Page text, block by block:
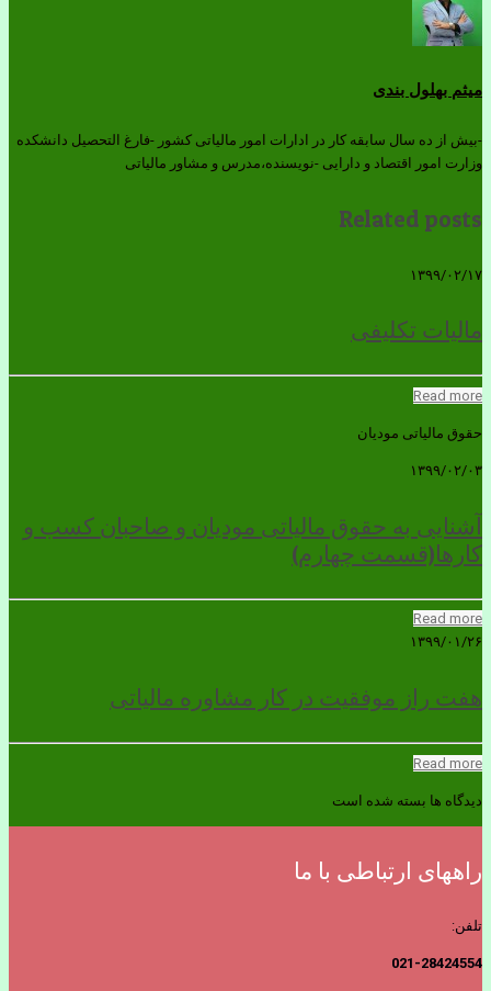
میثم بهلول بندی
-بیش از ده سال سابقه کار در ادارات امور مالیاتی کشور -فارغ التحصیل دانشکده
وزارت امور اقتصاد و دارایی -نویسنده،مدرس و مشاور مالیاتی
Related posts
۱۳۹۹/۰۲/۱۷
مالیات تکلیفی
Read more
حقوق مالیاتی مودیان
۱۳۹۹/۰۲/۰۳
آشنایی به حقوق مالیاتی مودیان و صاحبان کسب و
کارها(قسمت چهارم)
Read more
۱۳۹۹/۰۱/۲۶
هفت راز موفقیت در کار مشاوره مالیاتی
Read more
دیدگاه ها بسته شده است
راههای ارتباطی با ما
تلفن:
021-28424554